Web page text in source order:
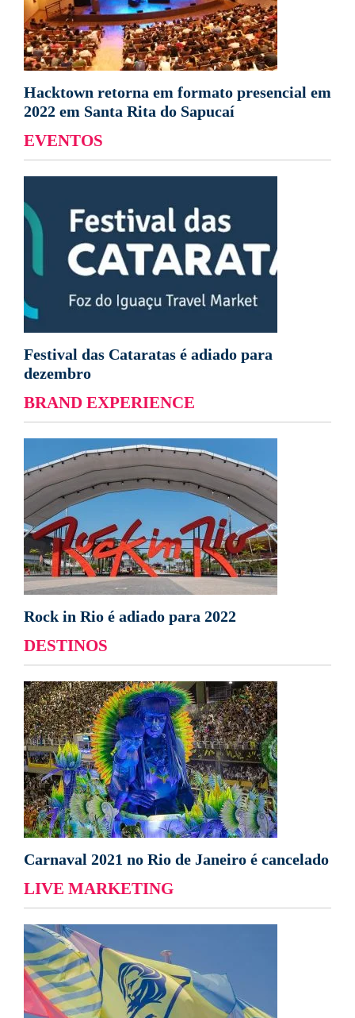
Hacktown retorna em formato presencial em
2022 em Santa Rita do Sapucaí
EVENTOS
Festival das Cataratas é adiado para
dezembro
BRAND EXPERIENCE
Rock in Rio é adiado para 2022
DESTINOS
Carnaval 2021 no Rio de Janeiro é cancelado
LIVE MARKETING